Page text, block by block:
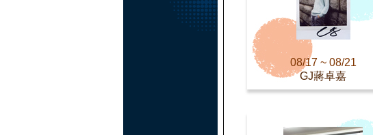
08/17 ~ 08/21
GJ蔣卓嘉